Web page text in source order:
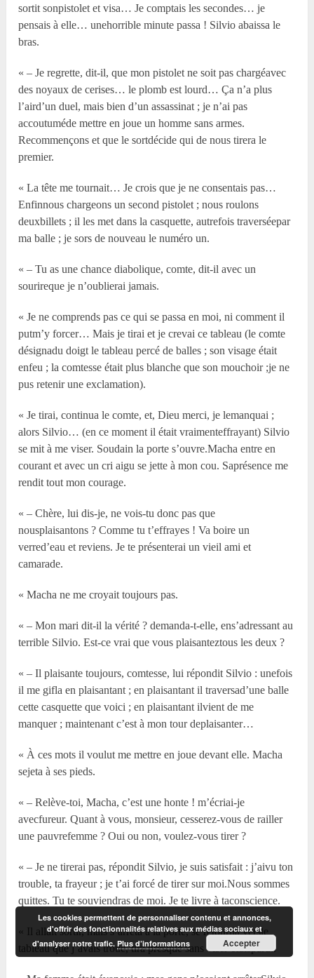
sortit sonpistolet et visa… Je comptais les secondes… je
pensais à elle… unehorrible minute passa ! Silvio abaissa le
bras.
« – Je regrette, dit-il, que mon pistolet ne soit pas chargéavec
des noyaux de cerises… le plomb est lourd… Ça n’a plus
l’aird’un duel, mais bien d’un assassinat ; je n’ai pas
accoutuméde mettre en joue un homme sans armes.
Recommençons et que le sortdécide qui de nous tirera le
premier.
« La tête me tournait… Je crois que je ne consentais pas…
Enfinnous chargeons un second pistolet ; nous roulons
deuxbillets ; il les met dans la casquette, autrefois traverséepar
ma balle ; je sors de nouveau le numéro un.
« – Tu as une chance diabolique, comte, dit-il avec un
sourireque je n’oublierai jamais.
« Je ne comprends pas ce qui se passa en moi, ni comment il
putm’y forcer… Mais je tirai et je crevai ce tableau (le comte
désignadu doigt le tableau percé de balles ; son visage était
enfeu ; la comtesse était plus blanche que son mouchoir ;je ne
pus retenir une exclamation).
« Je tirai, continua le comte, et, Dieu merci, je lemanquai ;
alors Silvio… (en ce moment il était vraimenteffrayant) Silvio
se mit à me viser. Soudain la porte s’ouvre.Macha entre en
courant et avec un cri aigu se jette à mon cou. Saprésence me
rendit tout mon courage.
« – Chère, lui dis-je, ne vois-tu donc pas que
nousplaisantons ? Comme tu t’effrayes ! Va boire un
verred’eau et reviens. Je te présenterai un vieil ami et
camarade.
« Macha ne me croyait toujours pas.
« – Mon mari dit-il la vérité ? demanda-t-elle, ens’adressant au
terrible Silvio. Est-ce vrai que vous plaisanteztous les deux ?
« – Il plaisante toujours, comtesse, lui répondit Silvio : unefois
il me gifla en plaisantant ; en plaisantant il traversad’une balle
cette casquette que voici ; en plaisantant ilvient de me
manquer ; maintenant c’est à mon tour deplaisanter…
« À ces mots il voulut me mettre en joue devant elle. Macha
sejeta à ses pieds.
« – Relève-toi, Macha, c’est une honte ! m’écriai-je
avecfureur. Quant à vous, monsieur, cesserez-vous de railler
une pauvrefemme ? Oui ou non, voulez-vous tirer ?
« – Je ne tirerai pas, répondit Silvio, je suis satisfait : j’aivu ton
trouble, ta frayeur ; je t’ai forcé de tirer sur moi.Nous sommes
quittes. Tu te souviendras de moi. Je te livre à taconscience.
« Il allait sortir, mais s’arrêta à la porte, se retourna versle
tableau que j’avais troué, tira presque sans viser etdisparut.
Les cookies permettent de personnaliser contenu et annonces,
d'offrir des fonctionnalités relatives aux médias sociaux et
d'analyser notre trafic.Plus d’informations Accepter